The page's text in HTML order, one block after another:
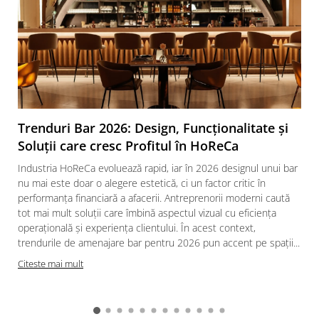
Trenduri Bar 2026: Design, Funcționalitate și
Soluții care cresc Profitul în HoReCa
Industria HoReCa evoluează rapid, iar în 2026 designul unui bar
nu mai este doar o alegere estetică, ci un factor critic în
performanța financiară a afacerii. Antreprenorii moderni caută
tot mai mult soluții care îmbină aspectul vizual cu eficiența
operațională și experiența clientului. În acest context,
trendurile de amenajare bar pentru 2026 pun accent pe spații...
Citeste mai mult